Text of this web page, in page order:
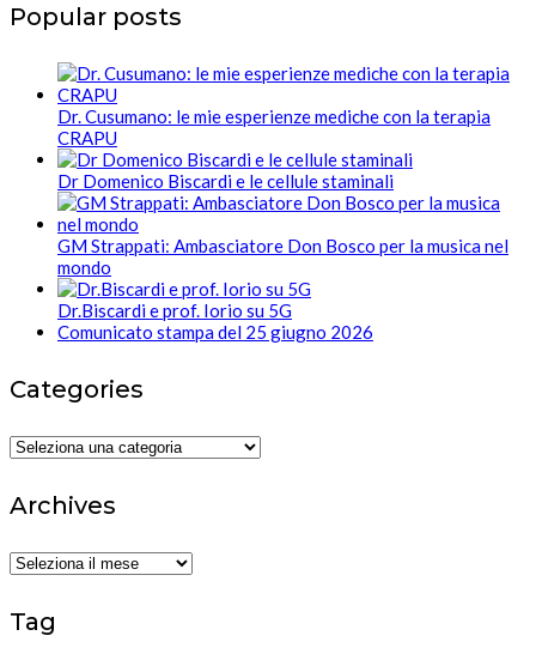
Popular posts
Dr. Cusumano: le mie esperienze mediche con la terapia
CRAPU
Dr Domenico Biscardi e le cellule staminali
GM Strappati: Ambasciatore Don Bosco per la musica nel
mondo
Dr.Biscardi e prof. Iorio su 5G
Comunicato stampa del 25 giugno 2026
Categories
Categories
Archives
Archives
Tag